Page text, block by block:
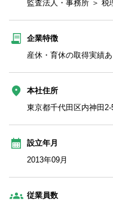
監査法人・事務所 ＞ 税
企業特徴
産休・育休の取得実績
本社住所
東京都千代田区内神田
設立年月
2013年09月
従業員数